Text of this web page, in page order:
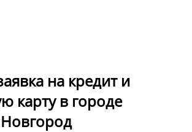
на кредит и
карту в городе